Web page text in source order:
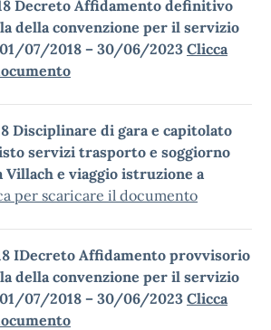
Decreto Affidamento definitivo
della convenzione per il servizio
07/2018 – 30/06/2023 Clicca
Disciplinare di gara e capitolato
servizi trasporto e soggiorno
Villach e viaggio istruzione a
per scaricare il documento
IDecreto Affidamento provvisorio
della convenzione per il servizio
07/2018 – 30/06/2023 Clicca